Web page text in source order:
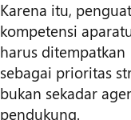
Karena itu,
kompetensi
harus ditempatkan
sebagai prioritas
bukan sekadar
pendukung.